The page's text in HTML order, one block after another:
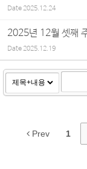
Date2025.12.24
2025년 12월 셋째
Date2025.12.19
Prev 1